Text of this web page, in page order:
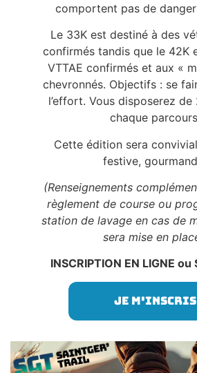
comportent pas de
Le 33K est destiné à des
confirmés tandis que le 42K
VTTAE confirmés et aux «
chevronnés. Objectifs : se
l’effort. Vous disposerez
chaque
Cette édition sera
festive,
(Renseignements
règlement de course ou
station de lavage en cas de
sera mise en
INSCRIPTION EN LIGNE ou
Je m'inscris